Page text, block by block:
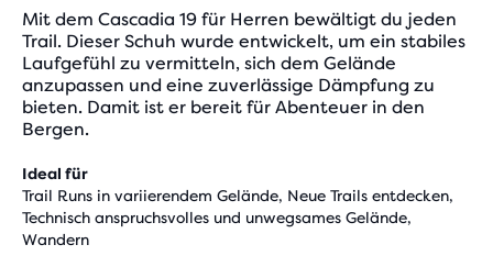
Mit dem Cascadia 19 für Herren bewältigt du jeden
Trail. Dieser Schuh wurde entwickelt, um ein stabiles
Laufgefühl zu vermitteln, sich dem Gelände
anzupassen und eine zuverlässige Dämpfung zu
bieten. Damit ist er bereit für Abenteuer in den
Bergen.
Ideal für
Trail Runs in variierendem Gelände, Neue Trails entdecken,
Technisch anspruchsvolles und unwegsames Gelände,
Wandern